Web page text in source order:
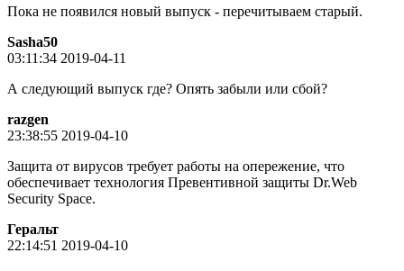
Пока не появился новый выпуск - перечитываем старый.
Sasha50
03:11:34 2019-04-11
А следующий выпуск где? Опять забыли или сбой?
razgen
23:38:55 2019-04-10
Защита от вирусов требует работы на опережение, что
обеспечивает технология Превентивной защиты Dr.Web
Security Space.
Геральт
22:14:51 2019-04-10